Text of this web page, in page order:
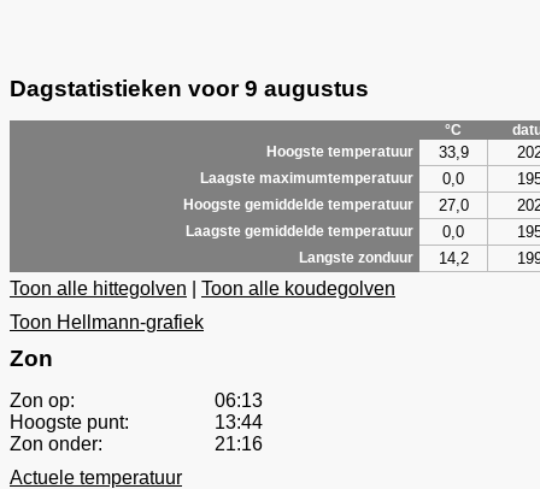
Dagstatistieken voor 9 augustus
°C
Hoogste temperatuur
33,9
Laagste maximumtemperatuur 0,0
Hoogste gemiddelde temperatuur 27,0
Laagste gemiddelde temperatuur 0,0
Langste zonduur 14,2
Toon alle hittegolven
Toon alle koudegolven
Toon Hellmann-grafiek
Zon
Zon op:
06:13
Hoogste punt:
13:44
Zon onder:
21:16
Actuele temperatuur